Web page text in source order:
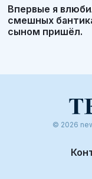
Впервые я
смешных
сыном пришёл.
© 2026